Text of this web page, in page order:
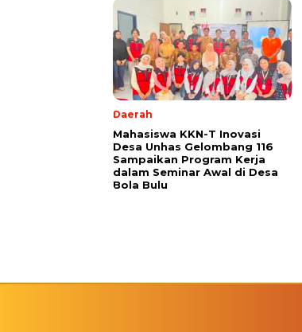
Daerah
Mahasiswa KKN-T Inovasi
Desa Unhas Gelombang 116
Sampaikan Program Kerja
dalam Seminar Awal di Desa
Bola Bulu